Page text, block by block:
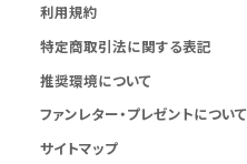
利用規約
特定商取引法に関する表記
推奨環境について
ファンレター・プレゼントについて
サイトマップ